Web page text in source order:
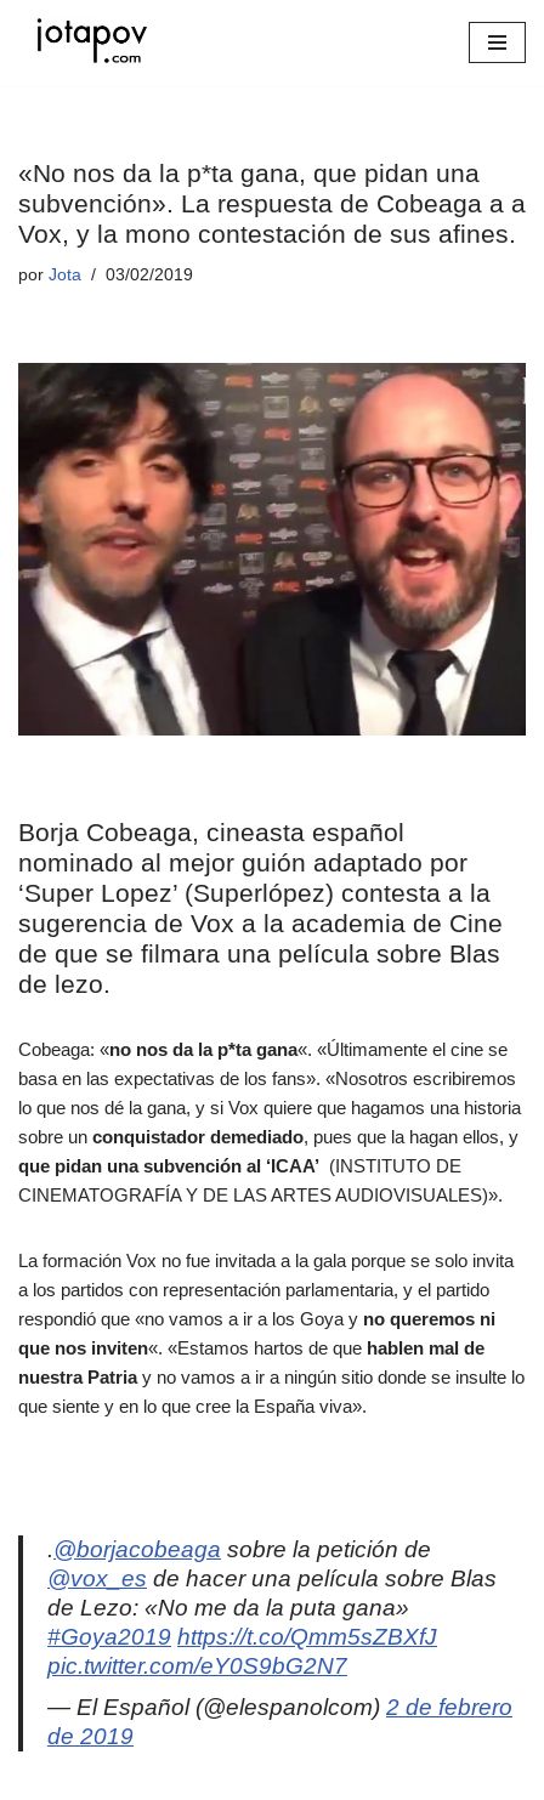
«No nos da la p*ta gana, que pidan una
subvención». La respuesta de Cobeaga a a
Vox, y la mono contestación de sus afines.
por Jota 03/02/2019
Borja Cobeaga, cineasta español
nominado al mejor guión adaptado por
‘Super Lopez’ (Superlópez) contesta a la
sugerencia de Vox a la academia de Cine
de que se filmara una película sobre Blas
de lezo.
Cobeaga: «no nos da la p*ta gana«. «Últimamente el cine se
basa en las expectativas de los fans». «Nosotros escribiremos
lo que nos dé la gana, y si Vox quiere que hagamos una historia
sobre un conquistador demediado, pues que la hagan ellos, y
que pidan una subvención al ‘ICAA’ (INSTITUTO DE
CINEMATOGRAFÍA Y DE LAS ARTES AUDIOVISUALES)».
La formación Vox no fue invitada a la gala porque se solo invita
a los partidos con representación parlamentaria, y el partido
respondió que «no vamos a ir a los Goya y no queremos ni
que nos inviten«. «Estamos hartos de que hablen mal de
nuestra Patriay no vamos a ir a ningún sitio donde se insulte lo
que siente y en lo que cree la España viva».
.@borjacobeaga sobre la petición de
@vox_es de hacer una película sobre Blas
de Lezo: «No me da la puta gana»
#Goya2019 https://t.co/Qmm5sZBXfJ
pic.twitter.com/eY0S9bG2N7
— El Español (@elespanolcom) 2 de febrero
de 2019